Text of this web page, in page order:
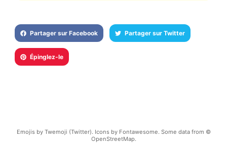
Partager sur Facebook Partager sur Twitter
Épinglez-le
Emojis by Twemoji (Twitter). Icons by Fontawesome. Some data from ©
OpenStreetMap.